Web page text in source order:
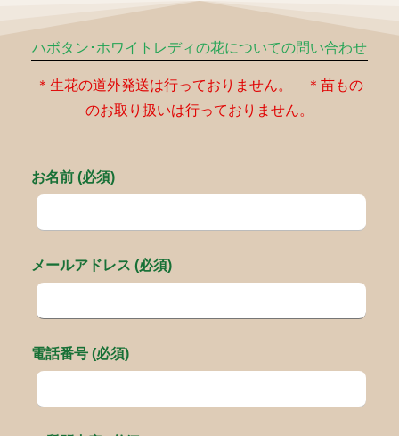
ハボタン･ホワイトレディの花についての問い合わせ
＊生花の道外発送は行っておりません。 ＊苗もの
のお取り扱いは行っておりません。
お名前 (必須)
メールアドレス (必須)
電話番号 (必須)